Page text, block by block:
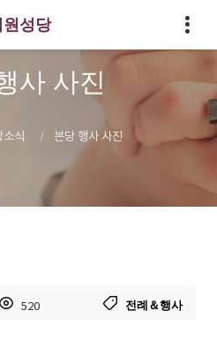
원성당
사 사진
소식 본당 행사 사진
520 전례＆행사